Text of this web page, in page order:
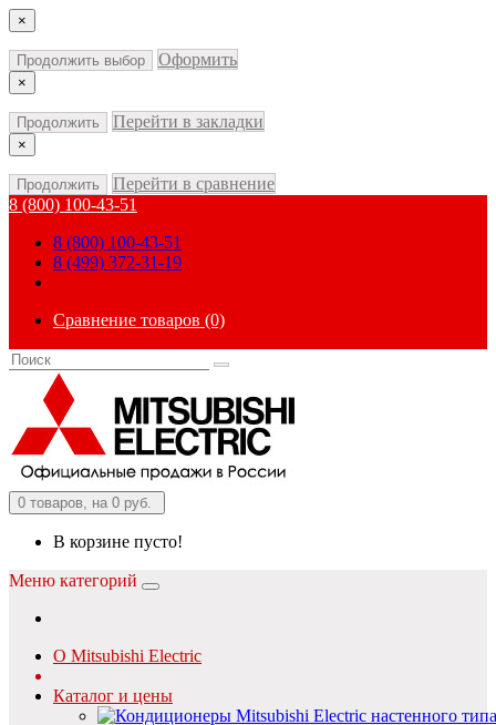
×
Продолжить выбор Оформить
×
Продолжить Перейти в закладки
×
Продолжить
Перейти в сравнение
8 (800) 100-43-51
8 (800) 100-43-51
8 (499) 372-31-19
Сравнение товаров (0)
0 товаров, на 0 руб.
В корзине пусто!
Меню категорий
О Mitsubishi Electric
Каталог и цены